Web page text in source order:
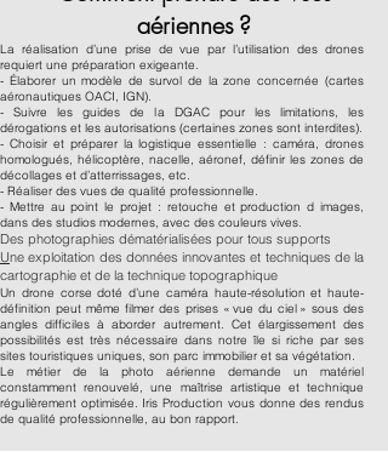
aériennes ?
La réalisation d’une prise de vue par l’utilisation des drones
requiert une préparation exigeante.
- Élaborer un modèle de survol de la zone concernée (cartes
aéronautiques OACI, IGN).
- Suivre les guides de la DGAC pour les limitations, les
dérogations et les autorisations (certaines zones sont interdites).
- Choisir et préparer la logistique essentielle : caméra, drones
homologués, hélicoptère, nacelle, aéronef, définir les zones de
décollages et d’atterrissages, etc.
- Réaliser des vues de qualité professionnelle.
- Mettre au point le projet : retouche et production d images,
dans des studios modernes, avec des couleurs vives.
Des photographies dématérialisées pour tous supports
Une exploitation des données innovantes et techniques de la
cartographie et de la technique topographique
Un drone corse doté d’une caméra haute-résolution et haute-
définition peut même filmer des prises « vue du ciel » sous des
angles difficiles à aborder autrement. Cet élargissement des
possibilités est très nécessaire dans notre île si riche par ses
sites touristiques uniques, son parc immobilier et sa végétation.
Le métier de la photo aérienne demande un matériel
constamment renouvelé, une maîtrise artistique et technique
régulièrement optimisée. Iris Production vous donne des rendus
de qualité professionnelle, au bon rapport.